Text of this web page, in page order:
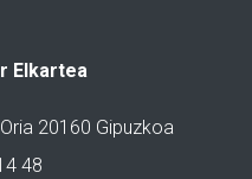
Elkartea
20160 Gipuzkoa
48